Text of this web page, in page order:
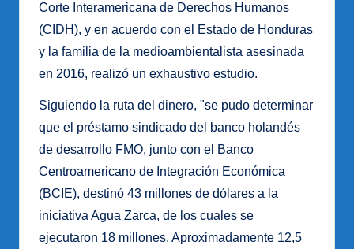
Corte Interamericana de Derechos Humanos
(CIDH), y en acuerdo con el Estado de Honduras
y la familia de la medioambientalista asesinada
en 2016, realizó un exhaustivo estudio.
Siguiendo la ruta del dinero, "se pudo determinar
que el préstamo sindicado del banco holandés
de desarrollo FMO, junto con el Banco
Centroamericano de Integración Económica
(BCIE), destinó 43 millones de dólares a la
iniciativa Agua Zarca, de los cuales se
ejecutaron 18 millones. Aproximadamente 12,5